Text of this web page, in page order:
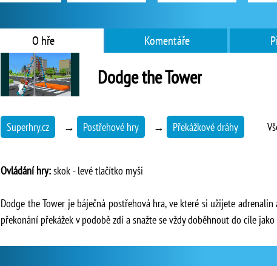
O hře Komentáře
Dodge the Tower
Superhry.cz → Postřehové hry → Překážkové dráhy
Ovládání hry:skok - levé tlačítko myši
Dodge the Tower je báječná postřehová hra, ve které si užijete
překonání překážek v podobě zdí a snažte se vždy doběhnout do cíle